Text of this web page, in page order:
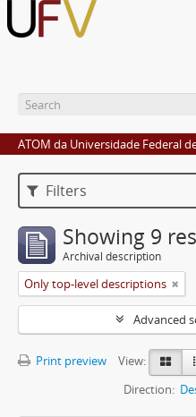
ATOM da Universidade Federal
Filters
Showing 9
Archival description
Only top-level descriptions
Advanced
Print preview
View:
Direction: